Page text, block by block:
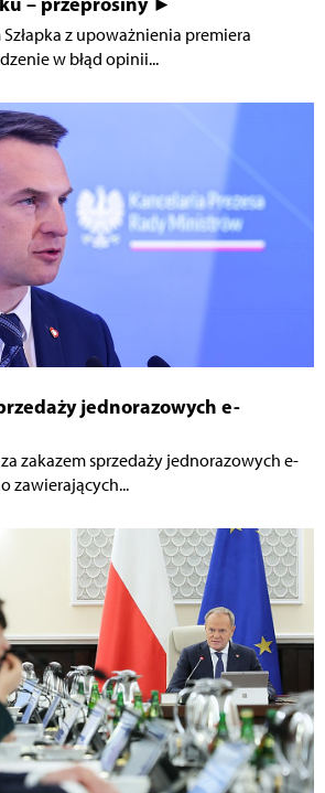
z upoważnienia premiera
w błąd opinii...
jednorazowych e-
zakazem sprzedaży jednorazowych e-
zawierających...